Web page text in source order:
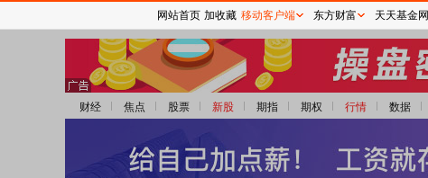
财经 焦点 股票 新股 期指 期权 行情 数据
网站首页 加收藏 移动客户端 东方财富 天天基金网